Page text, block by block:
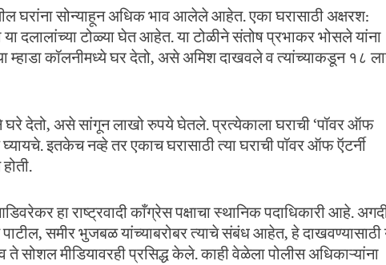
घरांना सोन्याहून अधिक भाव आलेले आहेत. एका घरासाठी अक्षरश:
दलालांच्या टोळ्या घेत आहेत. या टोळीने संतोष प्रभाकर भोसले यांना
म्हाडा कॉलनीमध्ये घर देतो, असे अमिश दाखवले व त्यांच्याकडून १८
घरे देतो, असे सांगून लाखो रुपये घेतले. प्रत्येकाला घराची ‘पॉवर ऑफ
इतकेच नव्हे तर एकाच घरासाठी त्या घराची पॉवर ऑफ ऍटर्नी
हा राष्ट्रवादी काँग्रेस पक्षाचा स्थानिक पदाधिकारी आहे.
समीर भुजबळ यांच्याबरोबर त्याचे संबंध आहेत, हे दाखवण्यासाठी
सोशल मीडियावरही प्रसिद्ध केले. काही वेळेला पोलीस अधिकाऱ्यांना